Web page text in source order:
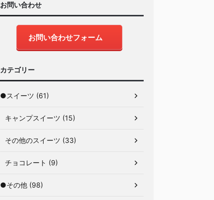
お問い合わせ
お問い合わせフォーム
カテゴリー
●スイーツ (61)
キャンプスイーツ (15)
その他のスイーツ (33)
チョコレート (9)
●その他 (98)